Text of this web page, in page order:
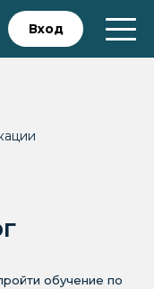
Вход
обучение по